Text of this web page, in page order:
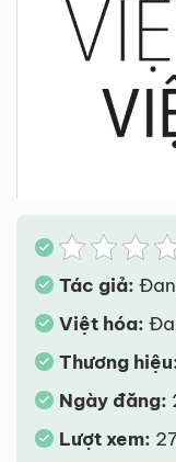
Tác giả:
Việt hóa:
Thương
Ngày đăng:
Lượt xem: